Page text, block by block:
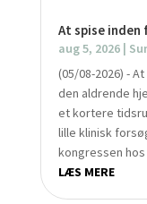
At spise
aug 5, 2026|
(05/08-2026) -
den aldrende
et kortere
lille klinisk
kongressen
LÆS MERE